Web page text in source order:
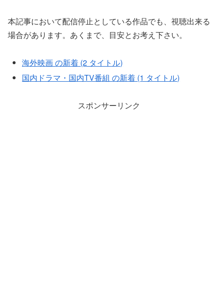
本記事において配信停止としている作品でも、視聴出来る
場合があります。あくまで、目安とお考え下さい。
海外映画 の新着 (2 タイトル)
国内ドラマ・国内TV番組 の新着 (1 タイトル)
スポンサーリンク